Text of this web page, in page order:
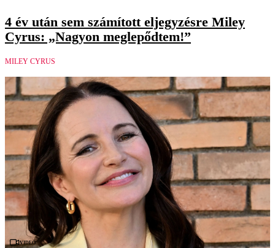
4 év után sem számított eljegyzésre Miley
Cyrus: „Nagyon meglepődtem!”
MILEY CYRUS
Videó